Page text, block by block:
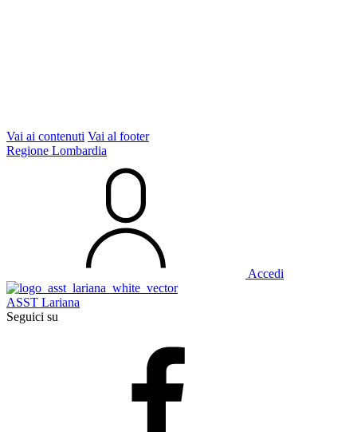
Vai ai contenuti Vai al footer
Regione Lombardia
Accedi
ASST Lariana
Seguici su